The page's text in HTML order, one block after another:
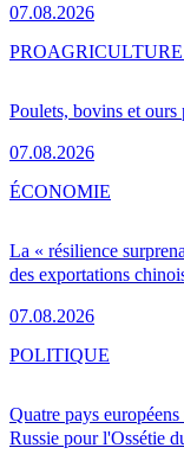
07.08.2026
Poulets, bovins et ours
07.08.2026
PRO
La « résilience
des exportations
07.08.2026
ÉCONOMIE
Quatre pays
Russie pour l'Ossétie
POLITIQUE